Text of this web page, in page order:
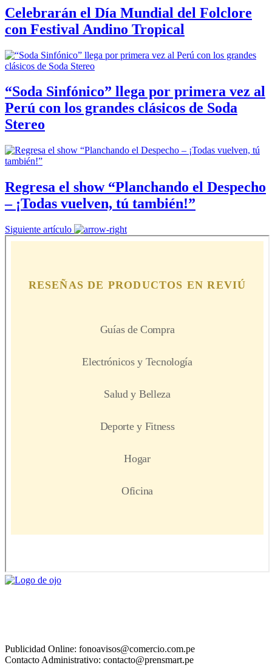
Celebrarán el Día Mundial del Folclore
con Festival Andino Tropical
“Soda Sinfónico” llega por primera vez al
Perú con los grandes clásicos de Soda
Stereo
Regresa el show “Planchando el Despecho
– ¡Todas vuelven, tú también!”
Siguiente artículo
Publicidad Online: fonoavisos@comercio.com.pe
Contacto Administrativo: contacto@prensmart.pe